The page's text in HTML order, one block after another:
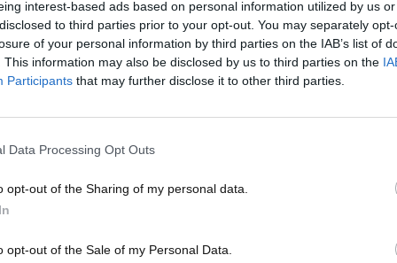
interest-based ads based on personal information utilized by us
to third parties prior to your opt-out. You may separately
of your personal information by third parties on the IAB’s list of
This information may also be disclosed by us to third parties on the
Participants that may further disclose it to other third parties.
Data Processing Opt Outs
opt-out of the Sharing of my personal data.
opt-out of the Sale of my Personal Data.
paese che ogni anno accumula miliardi – e non si dice
pecuniarie contro gli automobilisti che infrangono il
più di altre. In particolare, abbiamo visto più volte
nel nostro paese e nel resto d’Europa.
superiore ai 90mila euro per aver commesso
da quella di tanti altri guidatori. La storia è vera e, in
è andata davvero.
danneggiato la proprietà pubblica. Semplicemente, nel
siete passibili di una sanzione così elevata. Vediamo